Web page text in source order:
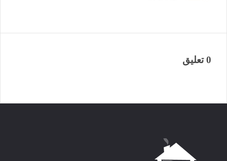
0 تعليق